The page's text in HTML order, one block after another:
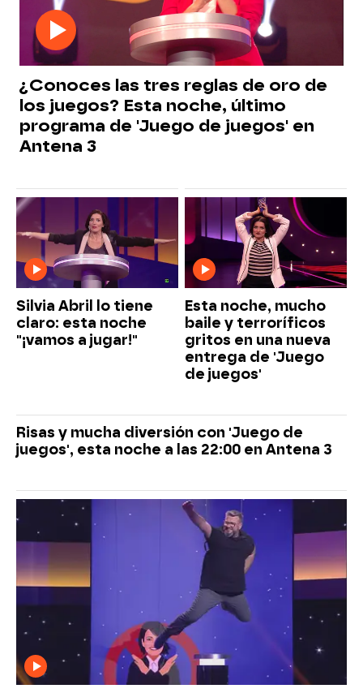
¿Conoces las tres reglas de oro de
los juegos? Esta noche, último
programa de 'Juego de juegos' en
Antena 3
Silvia Abril lo tiene
claro: esta noche
"¡vamos a jugar!"
Esta noche, mucho
baile y terroríficos
gritos en una nueva
entrega de 'Juego
de juegos'
Risas y mucha diversión con 'Juego de
juegos', esta noche a las 22:00 en Antena 3